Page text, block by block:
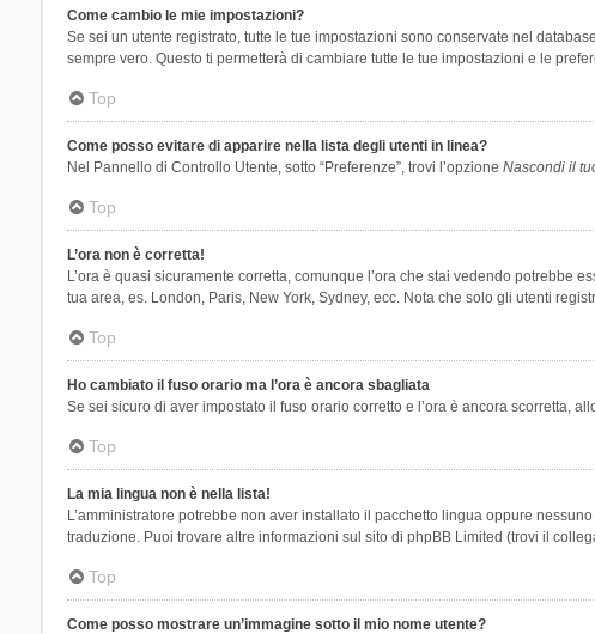
Come cambio le mie impostazioni?
Se sei un utente registrato, tutte le tue impostazioni sono conservate nel
sempre vero. Questo ti permetterà di cambiare tutte le tue impostazioni e le
Top
Come posso evitare di apparire nella lista degli utenti in linea?
Nel Pannello di Controllo Utente, sotto “Preferenze”, trovi l’opzione Nascondi il
Top
L’ora non è corretta!
L’ora è quasi sicuramente corretta, comunque l’ora che stai vedendo
tua area, es. London, Paris, New York, Sydney, ecc. Nota che solo gli utenti
Top
Ho cambiato il fuso orario ma l’ora è ancora sbagliata
Se sei sicuro di aver impostato il fuso orario corretto e l’ora è ancora scorretta,
Top
La mia lingua non è nella lista!
L’amministratore potrebbe non aver installato il pacchetto lingua oppure
traduzione. Puoi trovare altre informazioni sul sito di phpBB Limited (trovi il
Top
Come posso mostrare un’immagine sotto il mio nome utente?